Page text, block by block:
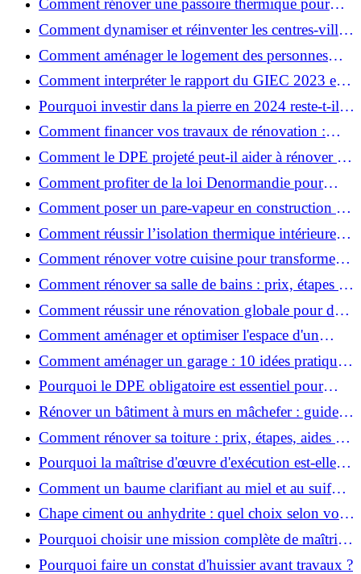
Comment rénover une passoire thermique pour
une maison durable ?
Comment dynamiser et réinventer les centres-villes
avec Action Cœur de Ville ?
Comment aménager le logement des personnes
âgées et obtenir des aides financières ?
Comment interpréter le rapport du GIEC 2023 et
en retenir l'essentiel ?
Pourquoi investir dans la pierre en 2024 reste-t-il
un choix sûr ?
Comment financer vos travaux de rénovation :
aides, prêts et solutions pratiques ?
Comment le DPE projeté peut-il aider à rénover et
valoriser votre bien ?
Comment profiter de la loi Denormandie pour
investir dans l'ancien et défiscaliser ?
Comment poser un pare-vapeur en construction et
rénovation : rôle et erreurs à éviter?
Comment réussir l’isolation thermique intérieure
pour une maison économe en énergie ?
Comment rénover votre cuisine pour transformer
votre espace de vie ?
Comment rénover sa salle de bains : prix, étapes et
astuces ?
Comment réussir une rénovation globale pour des
économies et un confort durables?
Comment aménager et optimiser l'espace d'un
studio : 10 astuces pratiques ?
Comment aménager un garage : 10 idées pratiques
et efficaces ?
Pourquoi le DPE obligatoire est essentiel pour
vendre ou louer un bien ?
Rénover un bâtiment à murs en mâchefer : guide
pratique et solutions
Comment rénover sa toiture : prix, étapes, aides et
réglementation ?
Pourquoi la maîtrise d'œuvre d'exécution est-elle
indispensable pour vos chantiers ?
Comment un baume clarifiant au miel et au suif
peut-il purifier la peau ?
Chape ciment ou anhydrite : quel choix selon votre
projet ?
Pourquoi choisir une mission complète de maîtrise
d’œuvre pour réussir vos projets?
Pourquoi faire un constat d'huissier avant travaux ?